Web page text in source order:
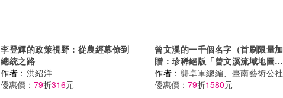
李登輝的政策視野：從農經幕僚到
總統之路
作者： 洪紹洋
優惠價： 79折316元
曾文溪的一千個名字（首刷限量加
贈：珍稀絕版「曾文溪流域地圖摺
頁」）︰大地藝術季的流域學
作者： 龔卓軍總編、臺南藝術公社
優惠價： 79折1580元